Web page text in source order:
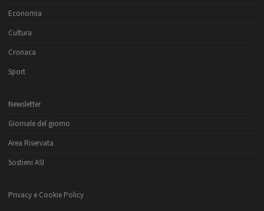
Economia
Cultura
Cronaca
Sport
Newsletter
Giornale del giorno
Area Riservata
Sostieni ASI
Privacy e Cookie Policy